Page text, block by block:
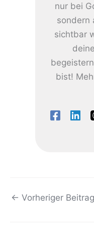
nur bei
sondern
sichtbar
bist!
← Vorheriger Beitrag